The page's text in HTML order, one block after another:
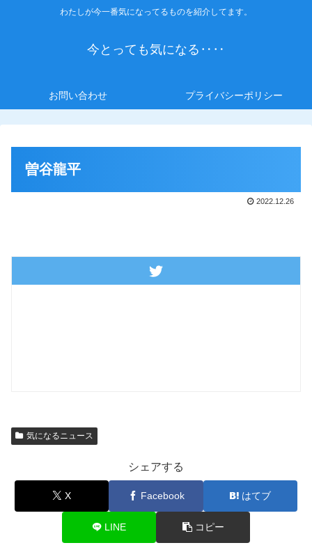
わたしが今一番気になってるものを紹介してます。
今とっても気になる‥‥
お問い合わせ プライバシーポリシー
曽谷龍平
2022.12.26
気になるニュース
シェアする
X Facebook はてブ
LINE コピー